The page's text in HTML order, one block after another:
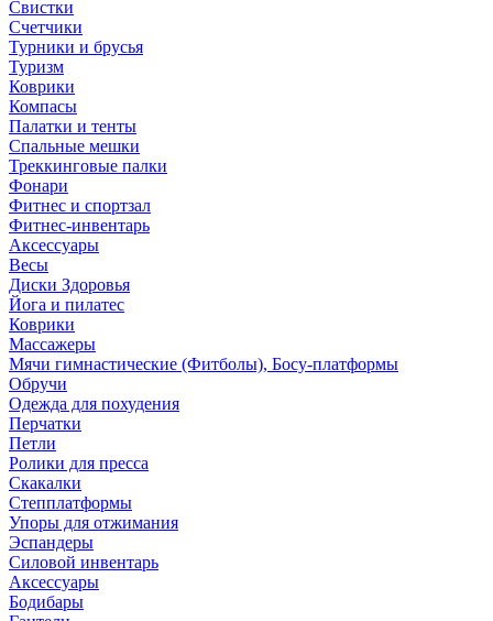
Свистки
Счетчики
Турники и брусья
Туризм
Коврики
Компасы
Палатки и тенты
Спальные мешки
Треккинговые палки
Фонари
Фитнес и спортзал
Фитнес-инвентарь
Аксессуары
Весы
Диски Здоровья
Йога и пилатес
Коврики
Массажеры
Мячи гимнастические (Фитболы), Босу-платформы
Обручи
Одежда для похудения
Перчатки
Петли
Ролики для пресса
Скакалки
Степплатформы
Упоры для отжимания
Эспандеры
Силовой инвентарь
Аксессуары
Бодибары